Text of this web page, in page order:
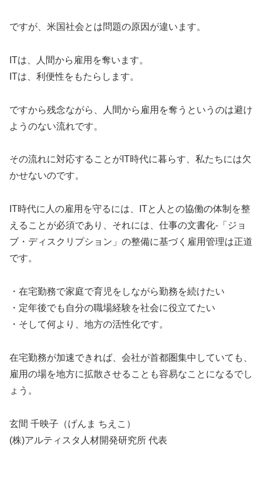
ですが、米国社会とは問題の原因が違います。
ITは、人間から雇用を奪います。
ITは、利便性をもたらします。
ですから残念ながら、人間から雇用を奪うというのは避け
ようのない流れです。
その流れに対応することがIT時代に暮らす、私たちには欠
かせないのです。
IT時代に人の雇用を守るには、ITと人との協働の体制を整
えることが必須であり、それには、仕事の文書化-「ジョ
ブ・ディスクリプション」の整備に基づく雇用管理は正道
です。
・在宅勤務で家庭で育児をしながら勤務を続けたい
・定年後でも自分の職場経験を社会に役立てたい
・そして何より、地方の活性化です。
在宅勤務が加速できれば、会社が首都圏集中していても、
雇用の場を地方に拡散させることも容易なことになるでし
ょう。
玄間 千映子（げんま ちえこ）
(株)アルティスタ人材開発研究所 代表